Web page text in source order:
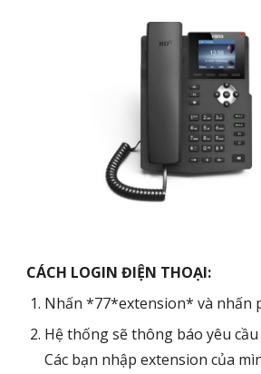
CÁCH LOGIN ĐIỆN THOẠI:
Nhấn *77*extension* và nhấn
Hệ thống sẽ thông báo yêu
Các bạn nhập extension của